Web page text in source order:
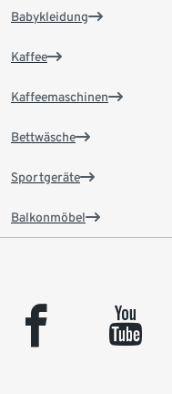
Babykleidung
Kaffee
Kaffeemaschinen
Bettwäsche
Sportgeräte
Balkonmöbel
facebook youtube